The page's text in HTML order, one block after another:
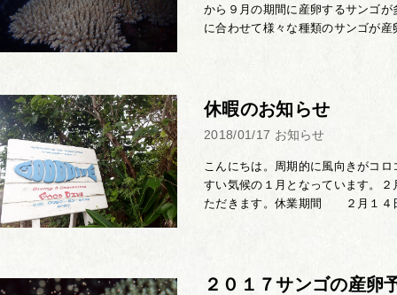
から９月の期間に産卵するサンゴ
に合わせて様々な種類のサンゴが
休暇のお知らせ
2018/01/17 お知らせ
こんにちは。周期的に風向きがコ
すい気候の１月となっています。
ただきます。休業期間 ２月１４
２０１７サンゴの産卵